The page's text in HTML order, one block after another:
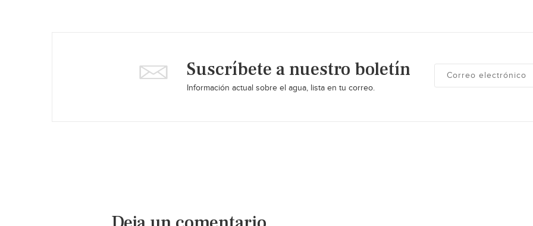
Suscríbete a nuestro boletín
Información actual sobre el agua, lista en tu correo.